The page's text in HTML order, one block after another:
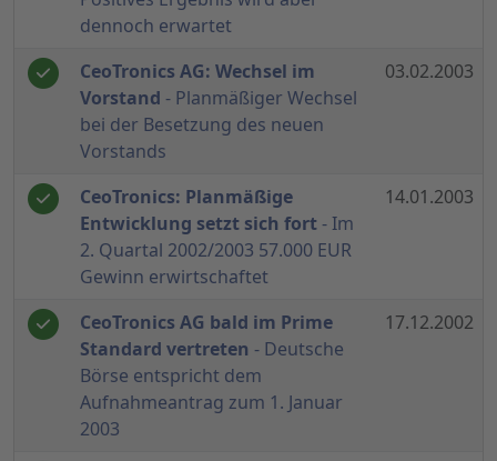
dennoch erwartet
CeoTronics AG: Wechsel im
Vorstand - Planmäßiger Wechsel
bei der Besetzung des neuen
Vorstands
03.02.2003
CeoTronics: Planmäßige
Entwicklung setzt sich fort- Im
2. Quartal 2002/2003 57.000 EUR
Gewinn erwirtschaftet
14.01.2003
CeoTronics AG bald im Prime
Standard vertreten - Deutsche
Börse entspricht dem
Aufnahmeantrag zum 1. Januar
2003
17.12.2002